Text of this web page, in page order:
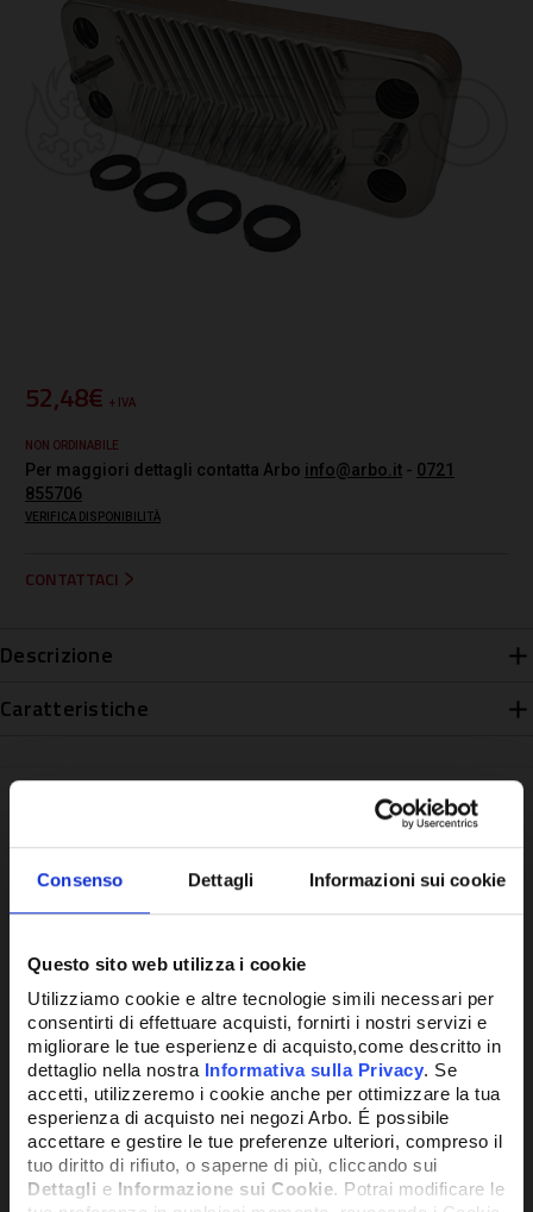
Consenso Dettagli Informazioni sui cookie
Questo sito web utilizza i cookie
Utilizziamo cookie e altre tecnologie simili necessari per
consentirti di effettuare acquisti, fornirti i nostri servizi e
migliorare le tue esperienze di acquisto,come descritto in
dettaglio nella nostra Informativa sulla Privacy. Se
accetti, utilizzeremo i cookie anche per ottimizzare la tua
esperienza di acquisto nei negozi Arbo. É possibile
accettare e gestire le tue preferenze ulteriori, compreso il
tuo diritto di rifiuto, o saperne di più, cliccando sui
Dettagli e Informazione sui Cookie. Potrai modificare le
52,48€ + IVA
NON ORDINABILE
Per maggiori dettagli contatta Arbo info@arbo.it - 0721
855706
VERIFICA DISPONIBILITÀ
CONTATTACI
Descrizione
Caratteristiche
Potrebbe anche interessarti